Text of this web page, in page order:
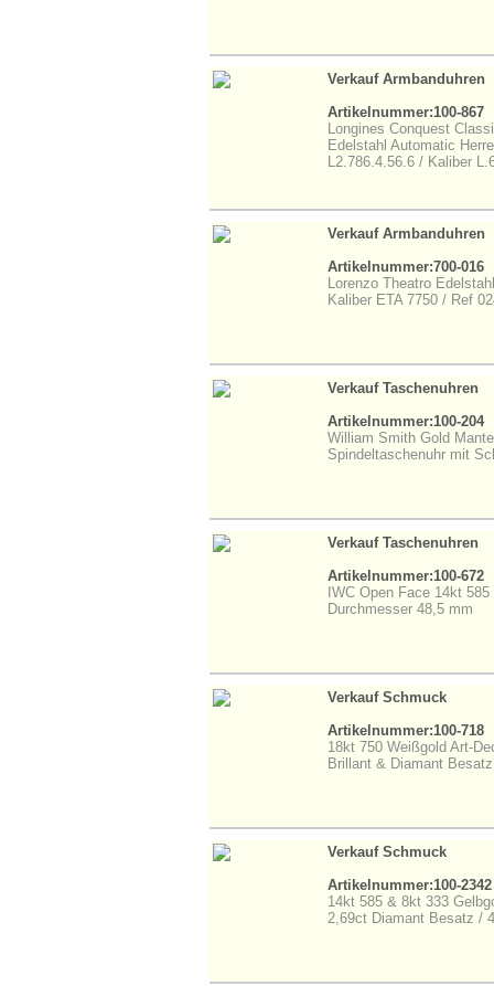
Verkauf Armbanduhren
Artikelnummer:100-867
Longines Conquest
Edelstahl Automatic
L2.786.4.56.6 / Kaliber
Verkauf Armbanduhren
Artikelnummer:700-016
Lorenzo Theatro
Kaliber ETA 7750 / Ref
Verkauf Taschenuhren
Artikelnummer:100-204
William Smith Gold
Spindeltaschenuhr mit
Verkauf Taschenuhren
Artikelnummer:100-672
IWC Open Face 14kt
Durchmesser 48,5 mm
Verkauf Schmuck
Artikelnummer:100-718
18kt 750 Weißgold Art-
Brillant & Diamant
Verkauf Schmuck
Artikelnummer:100-2342
14kt 585 & 8kt 333
2,69ct Diamant Besatz /